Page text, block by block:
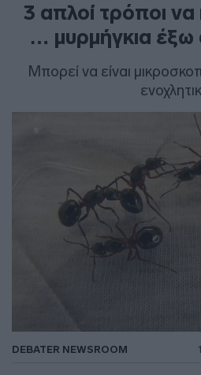
3 απλοί τρόποι
… μυρμήγκια έξω
Μπορεί να είναι
DEBATER NEWSROOM